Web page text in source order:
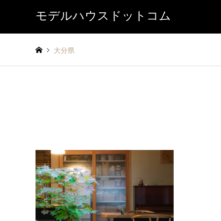
モデルハウスドットコム
大分県